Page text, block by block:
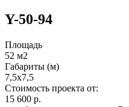
Y-50-94
Площадь
52 м2
Габариты (м)
7,5x7,5
Стоимость проекта от:
15 600 р.